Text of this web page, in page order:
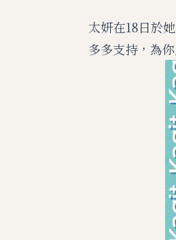
太妍在18日於
多多支持，為